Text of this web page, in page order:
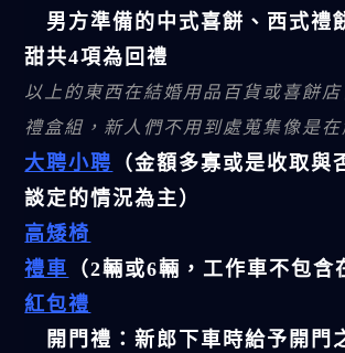
男方準備的中式喜餅、西式禮
甜共4項為回禮
以上的東西在結婚用品百貨或喜餅
禮盒組，新人們不用到處蒐集像是在
大聘小聘
（金額多寡或是收取與
談定的情況為主）
高矮椅
禮車
（2輛或6輛，工作車不包含
紅包禮
開門禮：新郎下車時給予開門